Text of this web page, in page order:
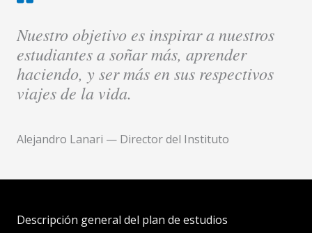
Nuestro objetivo es inspirar a nuestros
estudiantes a soñar más, aprender
haciendo, y ser más en sus respectivos
viajes de la vida.
Alejandro Lanari — Director del Instituto
Descripción general del plan de estudios